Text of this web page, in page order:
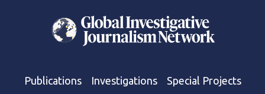
Publications Investigations Special Projects